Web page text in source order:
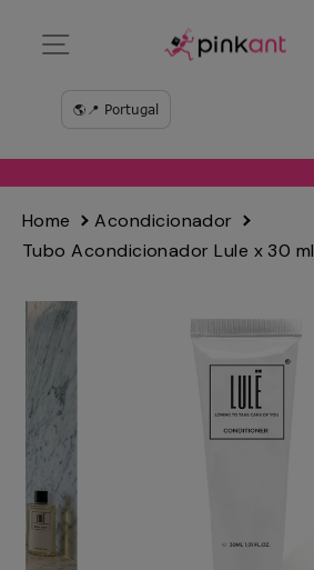
directamente
Home
Acondicionador
Tubo Acondicionador Lule x 30 ml